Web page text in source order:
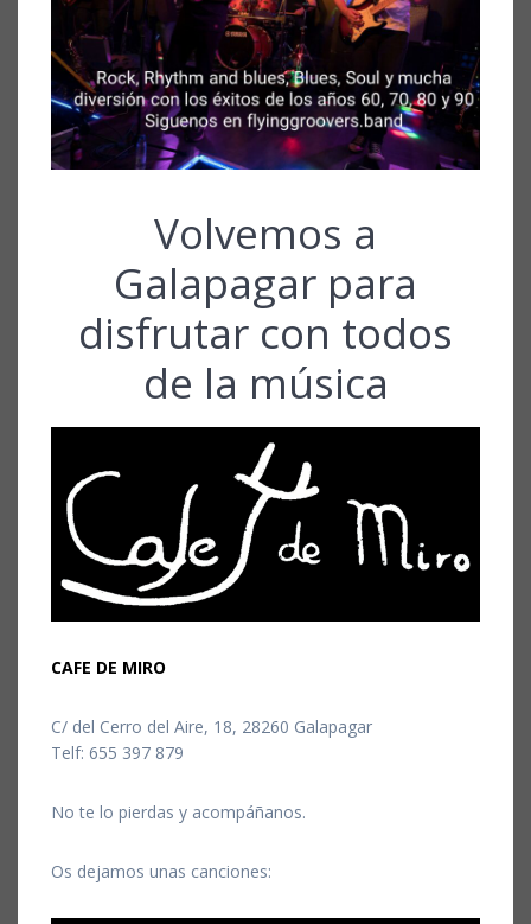
Volvemos a
Galapagar para
disfrutar con todos
de la música
CAFE DE MIRO
C/ del Cerro del Aire, 18, 28260 Galapagar
Telf: 655 397 879
No te lo pierdas y acompáñanos.
Os dejamos unas canciones: